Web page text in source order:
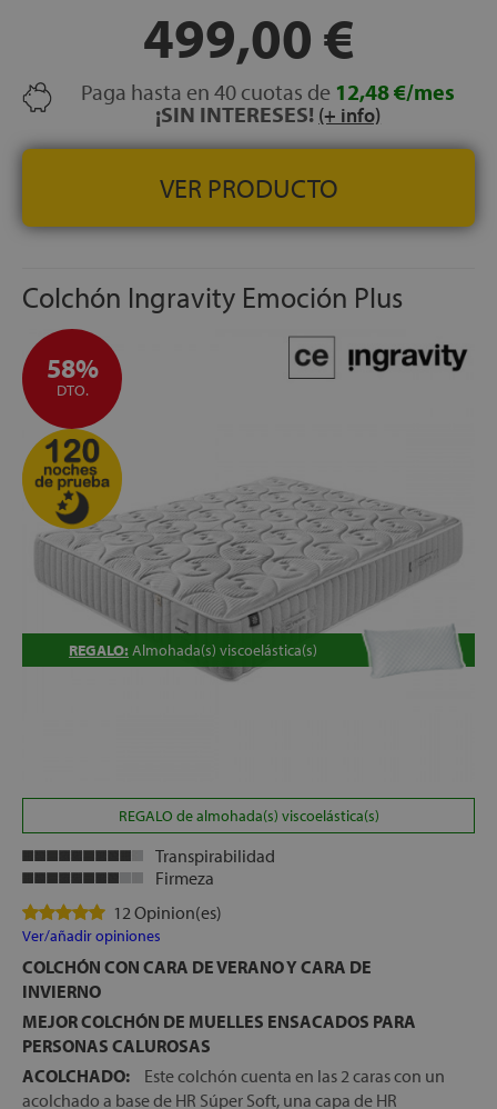
Colchón comprimido en caja — expansión
en 5 horas, recuperación completa en 24 horas
RECONOCIMIENTO:
Producto del Año 2026 (categoría
innovación)
499,00 €
Paga hasta en 40 cuotas de 12,48 €/mes
¡SIN INTERESES! (+ info)
VER PRODUCTO
Colchón Ingravity Emoción Plus
58%
DTO.
REGALO: Almohada(s) viscoelástica(s)
REGALO de almohada(s) viscoelástica(s)
Transpirabilidad
Firmeza
12 Opinion(es)
Ver/añadir opiniones
COLCHÓN CON CARA DE VERANO Y CARA DE
INVIERNO
MEJOR COLCHÓN DE MUELLES ENSACADOS PARA
PERSONAS CALUROSAS
ACOLCHADO:
Este colchón cuenta en las 2 caras con un
acolchado a base de HR Súper Soft, una capa de HR